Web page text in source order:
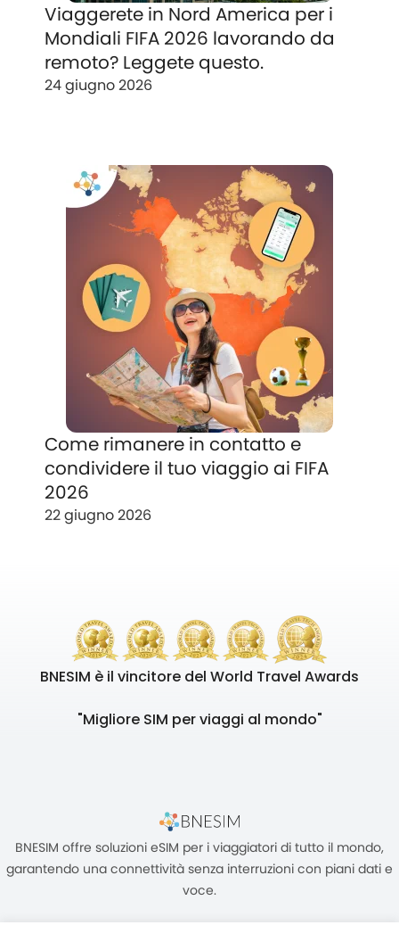
Viaggerete in Nord America per i
Mondiali FIFA 2026 lavorando da
remoto? Leggete questo.
24 giugno 2026
Come rimanere in contatto e
condividere il tuo viaggio ai FIFA
2026
22 giugno 2026
BNESIM è il vincitore del World Travel Awards
"Migliore SIM per viaggi al mondo"
BNESIM offre soluzioni eSIM per i viaggiatori di tutto il mondo,
garantendo una connettività senza interruzioni con piani dati e
voce.